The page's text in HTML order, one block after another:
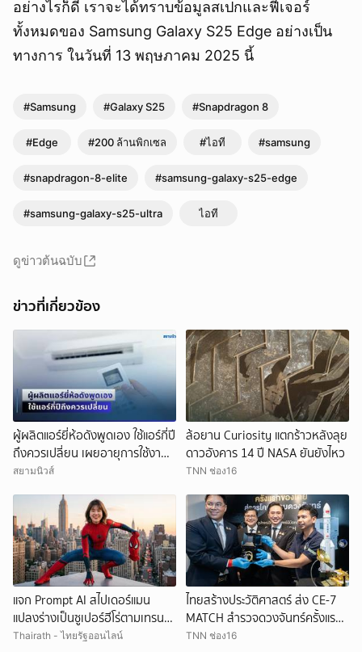
อย่างไรก็ดี เราจะได้ทราบข้อมูลสเปกและฟีเจอร์
ทั้งหมดของ Samsung Galaxy S25 Edge อย่างเป็น
ทางการ ในวันที่ 13 พฤษภาคม 2025 นี้
#Samsung #Galaxy S25 #Snapdragon 8
#Edge #200 ล้านพิกเซล #ไอที #samsung
#snapdragon-8-elite #samsung-galaxy-s25-edge
#samsung-galaxy-s25-ultra ไอที
ดูข่าวต้นฉบับ
ข่าวที่เกี่ยวข้อง
ผู้ผลิตแอร์ยี่ห้อดังพูดเอง ใช้แอร์กี่ปี
ถึงควรเปลี่ยน เผยอายุการใช้งาน
ที่แท้จริง อย่าฝืนใช้
สยามนิวส์
ล้อยาน Curiosity แตกร้าวหลังลุย
ดาวอังคาร 14 ปี NASA ยันยังไหว
TNN ช่อง16
แจก Prompt AI สไปเดอร์แมน
แปลงร่างเป็นซูเปอร์ฮีโร่ตามเทรนด์
คนดัง ทำง่ายใน 3 ขั้นตอน
Thairath - ไทยรัฐออนไลน์
ไทยสร้างประวัติศาสตร์ ส่ง CE-7
MATCH สำรวจดวงจันทร์ครั้งแรก
24 ส.ค.นี้
TNN ช่อง16